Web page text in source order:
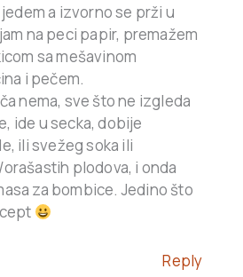
a izvorno se prži u
na peci papir, premažem
sa mešavinom
i pečem.
nema, sve što ne izgleda
ide u secka, dobije
ili svežeg soka ili
plodova, i onda
za bombice. Jedino što
Reply